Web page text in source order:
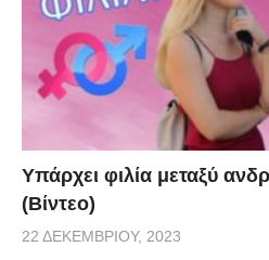
Υπάρχει φιλία μεταξύ
(Βίντεο)
22 ΔΕΚΕΜΒΡΊΟΥ, 2023